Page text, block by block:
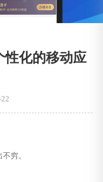
性化的移动应
穷。